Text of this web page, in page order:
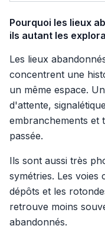
Pourquoi les lieux
ils autant les
Les lieux
concentrent une
un même espace.
d'attente,
embranchements et
passée.
Ils sont aussi très
symétries. Les voies
dépôts et les
retrouve moins
abandonnés.